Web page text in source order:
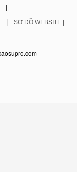
|
| SƠ ĐỒ WEBSITE |